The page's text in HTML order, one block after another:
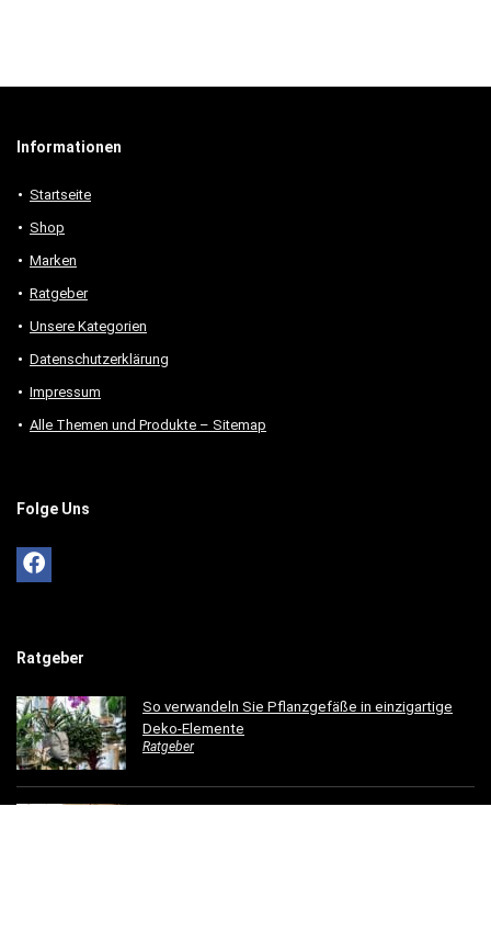
Informationen
Startseite
Shop
Marken
Ratgeber
Unsere Kategorien
Datenschutzerklärung
Impressum
Alle Themen und Produkte – Sitemap
Folge Uns
Ratgeber
So verwandeln Sie Pflanzgefäße in einzigartige
Deko-Elemente
Ratgeber